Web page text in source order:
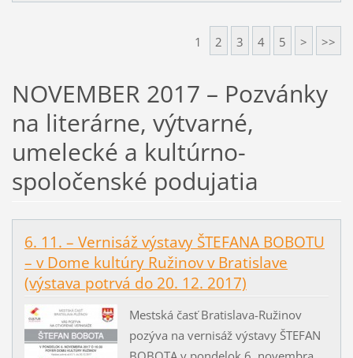
1 2 3 4 5 > >>
NOVEMBER 2017 – Pozvánky
na literárne, výtvarné,
umelecké a kultúrno-
spoločenské podujatia
6. 11. – Vernisáž výstavy ŠTEFANA BOBOTU
– v Dome kultúry Ružinov v Bratislave
(výstava potrvá do 20. 12. 2017)
Mestská časť Bratislava-Ružinov
pozýva na vernisáž výstavy ŠTEFAN